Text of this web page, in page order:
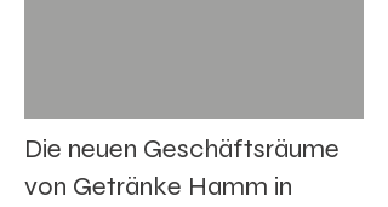
Die neuen Geschäftsräume
von Getränke Hamm in